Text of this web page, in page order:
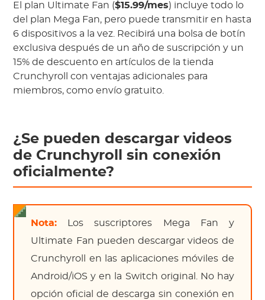
El plan Ultimate Fan ($15.99/mes) incluye todo lo
del plan Mega Fan, pero puede transmitir en hasta
6 dispositivos a la vez. Recibirá una bolsa de botín
exclusiva después de un año de suscripción y un
15% de descuento en artículos de la tienda
Crunchyroll con ventajas adicionales para
miembros, como envío gratuito.
¿Se pueden descargar videos
de Crunchyroll sin conexión
oficialmente?
Nota: Los suscriptores Mega Fan y
Ultimate Fan pueden descargar videos de
Crunchyroll en las aplicaciones móviles de
Android/iOS y en la Switch original. No hay
opción oficial de descarga sin conexión en